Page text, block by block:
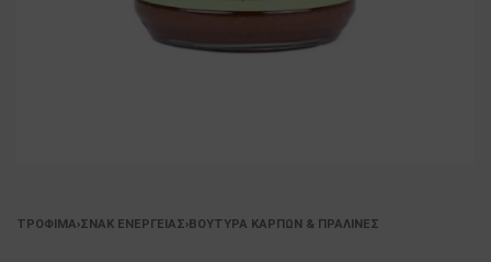
ΤΡΌΦΙΜΑ›ΣΝΑΚ ΕΝΈΡΓΕΙΑΣ›ΒΟΎΤΥΡΑ ΚΑΡΠΏΝ & ΠΡΑΛΊΝΕΣ